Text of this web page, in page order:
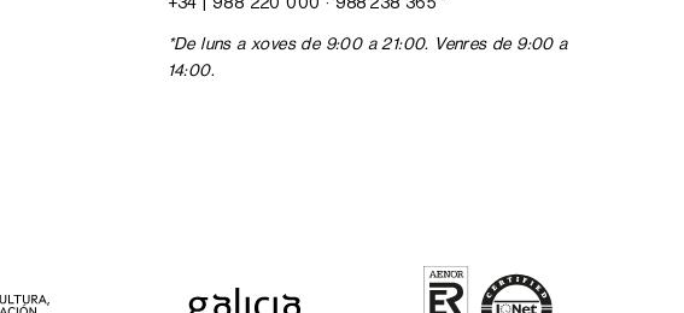
*De luns a xoves de 9:00 a 21:00. Venres de 9:00 a
14:00.